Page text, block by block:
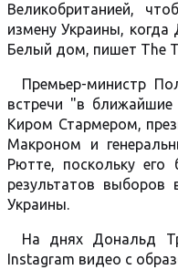
Великобританией,
измену Украины,
Белый дом, пишет The
Премьер-министр
встречи "в
Киром Стармером,
Макроном и
Рютте, поскольку его
результатов
Украины.
На днях Дональд
Instagram видео с